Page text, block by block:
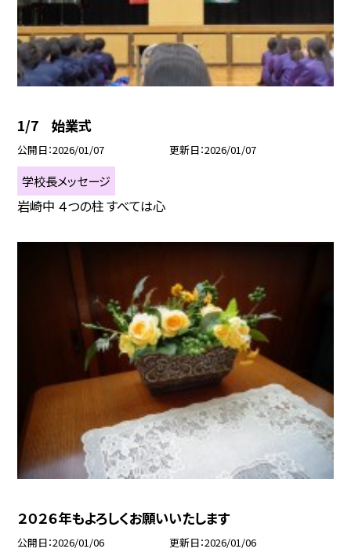
1/7 始業式
公開日 2026/01/07 更新日 2026/01/07
学校長メッセージ
岩崎中 ４つの柱 すべては心
２０２６年もよろしくお願いいたします
公開日 2026/01/06 更新日 2026/01/06